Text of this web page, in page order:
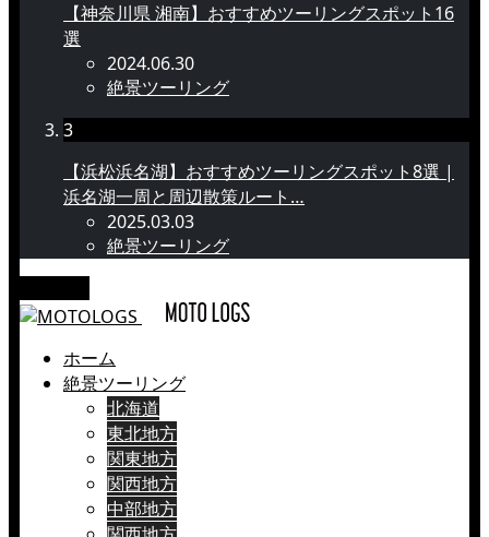
【神奈川県 湘南】おすすめツーリングスポット16
選
2024.06.30
絶景ツーリング
3
【浜松浜名湖】おすすめツーリングスポット8選 |
浜名湖一周と周辺散策ルート…
2025.03.03
絶景ツーリング
ホーム
絶景ツーリング
北海道
東北地方
関東地方
関西地方
中部地方